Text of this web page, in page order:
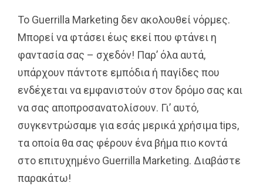
Το Guerrilla Marketing δεν ακολουθεί νόρμες.
Μπορεί να φτάσει έως εκεί που φτάνει η
φαντασία σας – σχεδόν! Παρ’ όλα αυτά,
υπάρχουν πάντοτε εμπόδια ή παγίδες που
ενδέχεται να εμφανιστούν στον δρόμο σας και
να σας αποπροσανατολίσουν. Γι’ αυτό,
συγκεντρώσαμε για εσάς μερικά χρήσιμα tips,
τα οποία θα σας φέρουν ένα βήμα πιο κοντά
στο επιτυχημένο Guerrilla Marketing. Διαβάστε
παρακάτω!